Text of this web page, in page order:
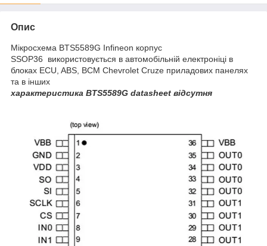
Опис
Мікросхема BTS5589G Infineon корпус
SSOP36 використовується в автомобільній електроніці в
блоках ECU, ABS, BCM Chevrolet Cruze приладових панелях
та в інших
характеристика BTS5589G datasheet відсутня